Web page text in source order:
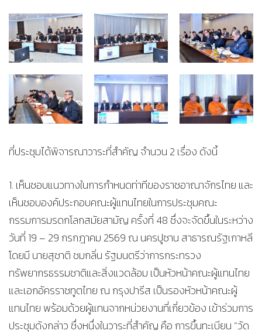
ที่ประชุมได้พิจารณาวาระที่สำคัญ จำนวน 2 เรื่อง ดังนี้
1. เห็นชอบแนวทางในการกำหนดท่าทีของราชอาณาจักรไทย และ
เห็นชอบองค์ประกอบคณะผู้แทนไทยในการประชุมคณะ
กรรมการมรดกโลกสมัยสามัญ ครั้งที่ 48 ซึ่งจะจัดขึ้นในระหว่าง
วันที่ 19 – 29 กรกฎาคม 2569 ณ นครปูซาน สาธารณรัฐเกาหลี
โดยมี นายสุชาติ ชมกลิ่น รัฐมนตรีว่าการกระทรวง
ทรัพยากรธรรมชาติและสิ่งแวดล้อม เป็นหัวหน้าคณะผู้แทนไทย
และเอกอัครราชทูตไทย ณ กรุงปารีส เป็นรองหัวหน้าคณะผู้
แทนไทย พร้อมด้วยผู้แทนจากหน่วยงานที่เกี่ยวข้อง เข้าร่วมการ
ประชุมดังกล่าว ซึ่งหนึ่งในวาระที่สำคัญ คือ การขึ้นทะเบียน “วัด